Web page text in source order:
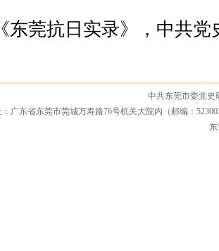
东莞抗日实录》，中共
中共东莞市委党史
广东省东莞市莞城万寿路76号机关大院内（邮编：